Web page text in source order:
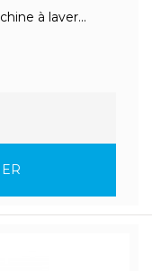
à laver...